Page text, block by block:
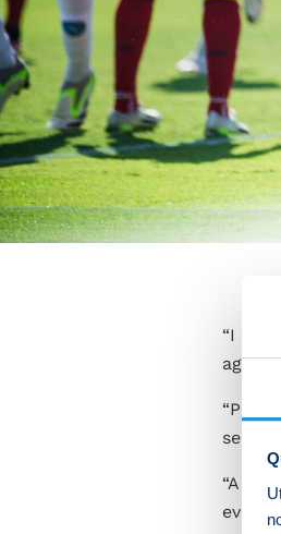
“I feel
“Piotr
set us
“As
every